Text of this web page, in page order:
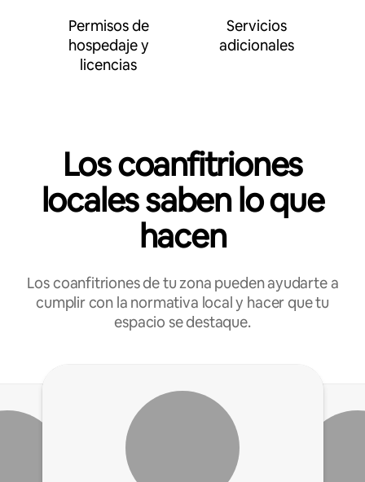
Permisos de
hospedaje y
licencias
Servicios
adicionales
Los coanfitriones
locales saben lo que
hacen
Los coanfitriones de tu zona pueden ayudarte a
cumplir con la normativa local y hacer que tu
espacio se destaque.